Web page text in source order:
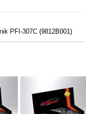
PFI-307C (9812B001)